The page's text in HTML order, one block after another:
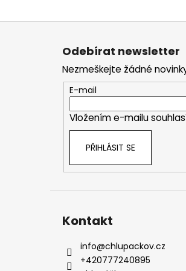
Z
Odebírat newsletter
Nezmeškejte žádné
E-mail
Vložením e-mailu
PŘIHLÁSIT SE
Kontakt
info@chlupackov.cz
+420777240895